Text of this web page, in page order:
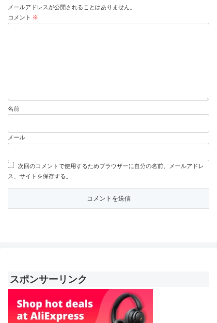
メールアドレスが公開されることはありません。
コメント ※
名前
メール
次回のコメントで使用するためブラウザーに自分の名前、メールアドレ
ス、サイトを保存する。
スポンサーリンク